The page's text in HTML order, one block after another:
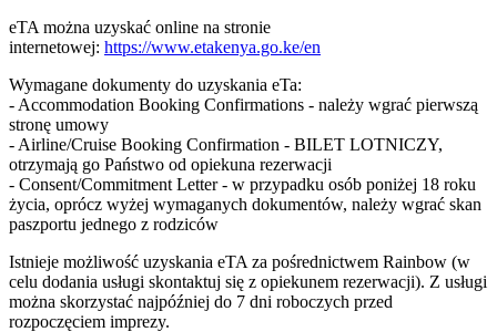
eTA można uzyskać online na stronie
internetowej: https://www.etakenya.go.ke/en
Wymagane dokumenty do uzyskania eTa:
- Accommodation Booking Confirmations - należy wgrać pierwszą
stronę umowy
- Airline/Cruise Booking Confirmation - BILET LOTNICZY,
otrzymają go Państwo od opiekuna rezerwacji
- Consent/Commitment Letter - w przypadku osób poniżej 18 roku
życia, oprócz wyżej wymaganych dokumentów, należy wgrać skan
paszportu jednego z rodziców
Istnieje możliwość uzyskania eTA za pośrednictwem Rainbow (w
celu dodania usługi skontaktuj się z opiekunem rezerwacji). Z usługi
można skorzystać najpóźniej do 7 dni roboczych przed
rozpoczęciem imprezy.